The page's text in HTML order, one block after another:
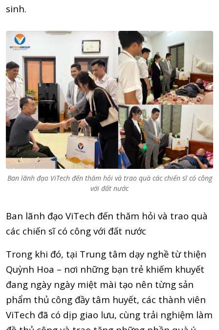
sinh.
Ban lãnh đạo ViTech đến thăm hỏi và trao quà các chiến sĩ có công
với đất nước
Ban lãnh đạo ViTech đến thăm hỏi và trao quà
các chiến sĩ có công với đất nước
Trong khi đó, tại Trung tâm dạy nghề từ thiện
Quỳnh Hoa – nơi những bạn trẻ khiếm khuyết
đang ngày ngày miệt mài tạo nên từng sản
phẩm thủ công đầy tâm huyết, các thành viên
ViTech đã có dịp giao lưu, cùng trải nghiệm làm